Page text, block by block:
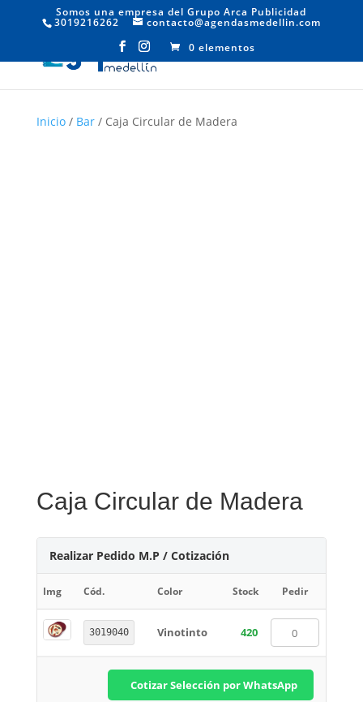
Somos una empresa del Grupo Arca Publicidad
3019216262
contacto@agendasmedellin.com
0 elementos
Inicio/ Bar/ Caja Circular de Madera
Caja Circular de Madera
Realizar Pedido M.P / Cotización
Img Cód. Color Stock Pedir
3019040 Vinotinto 420
Cotizar Selección por WhatsApp